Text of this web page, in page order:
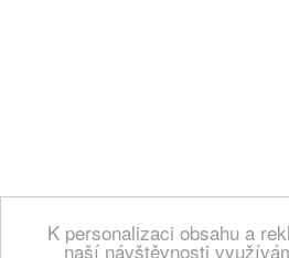
K personalizaci obsahu a
naší návštěvnosti